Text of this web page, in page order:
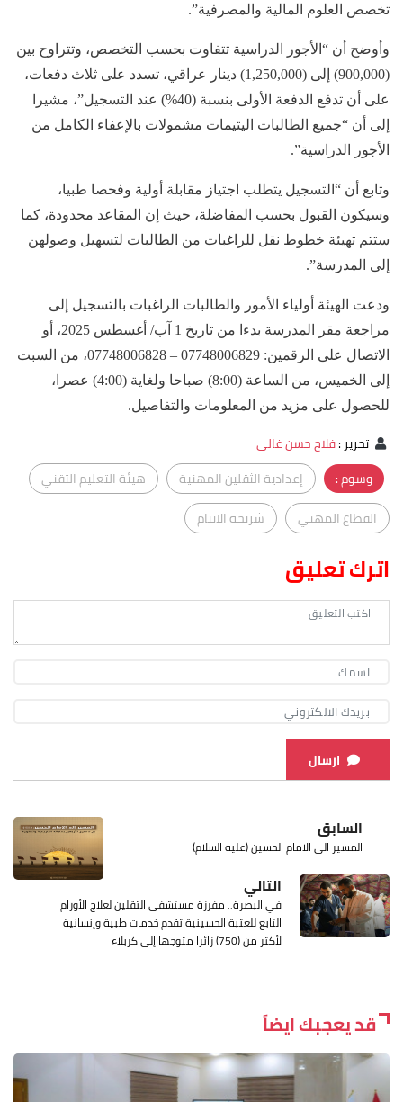
تخصص العلوم المالية والمصرفية”.
وأوضح أن “الأجور الدراسية تتفاوت بحسب التخصص، وتتراوح بين
(900,000) إلى (1,250,000) دينار عراقي، تسدد على ثلاث دفعات،
على أن تدفع الدفعة الأولى بنسبة (40%) عند التسجيل”، مشيرا
إلى أن “جميع الطالبات اليتيمات مشمولات بالإعفاء الكامل من
الأجور الدراسية”.
وتابع أن “التسجيل يتطلب اجتياز مقابلة أولية وفحصا طبيا،
وسيكون القبول بحسب المفاضلة، حيث إن المقاعد محدودة، كما
ستتم تهيئة خطوط نقل للراغبات من الطالبات لتسهيل وصولهن
إلى المدرسة”.
ودعت الهيئة أولياء الأمور والطالبات الراغبات بالتسجيل إلى
مراجعة مقر المدرسة بدءا من تاريخ 1 آب/ أغسطس 2025، أو
الاتصال على الرقمين: 07748006829 – 07748006828، من السبت
إلى الخميس، من الساعة (8:00) صباحا ولغاية (4:00) عصرا،
للحصول على مزيد من المعلومات والتفاصيل.
تحرير:فلاح حسن غالي
وسوم :
إعدادية الثقلين المهنية
هيئة التعليم التقني
القطاع المهني
شريحة الايتام
اترك تعليق
ارسال
السابق
المسير الى الامام الحسين (عليه السلام)
التالي
في البصرة.. مفرزة مستشفى الثقلين لعلاج الأورام
التابع للعتبة الحسينية تقدم خدمات طبية وإنسانية
لأكثر من (750) زائرا متوجها إلى كربلاء
قد يعجبك ايضاً